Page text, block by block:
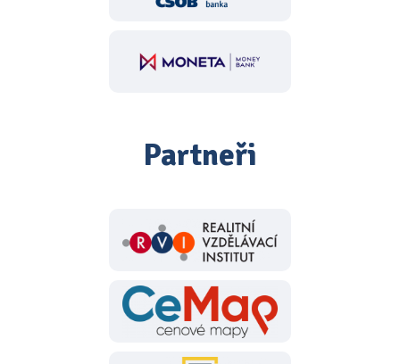
Partneři